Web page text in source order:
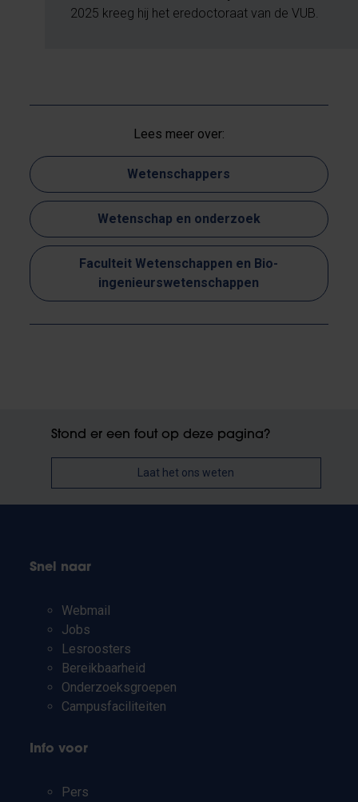
2025 kreeg hij het eredoctoraat van de VUB.
Lees meer over:
Wetenschappers
Wetenschap en onderzoek
Faculteit Wetenschappen en Bio-
ingenieurswetenschappen
Stond er een fout op deze pagina?
Laat het ons weten
Snel naar
Webmail
Jobs
Lesroosters
Bereikbaarheid
Onderzoeksgroepen
Campusfaciliteiten
Info voor
Pers